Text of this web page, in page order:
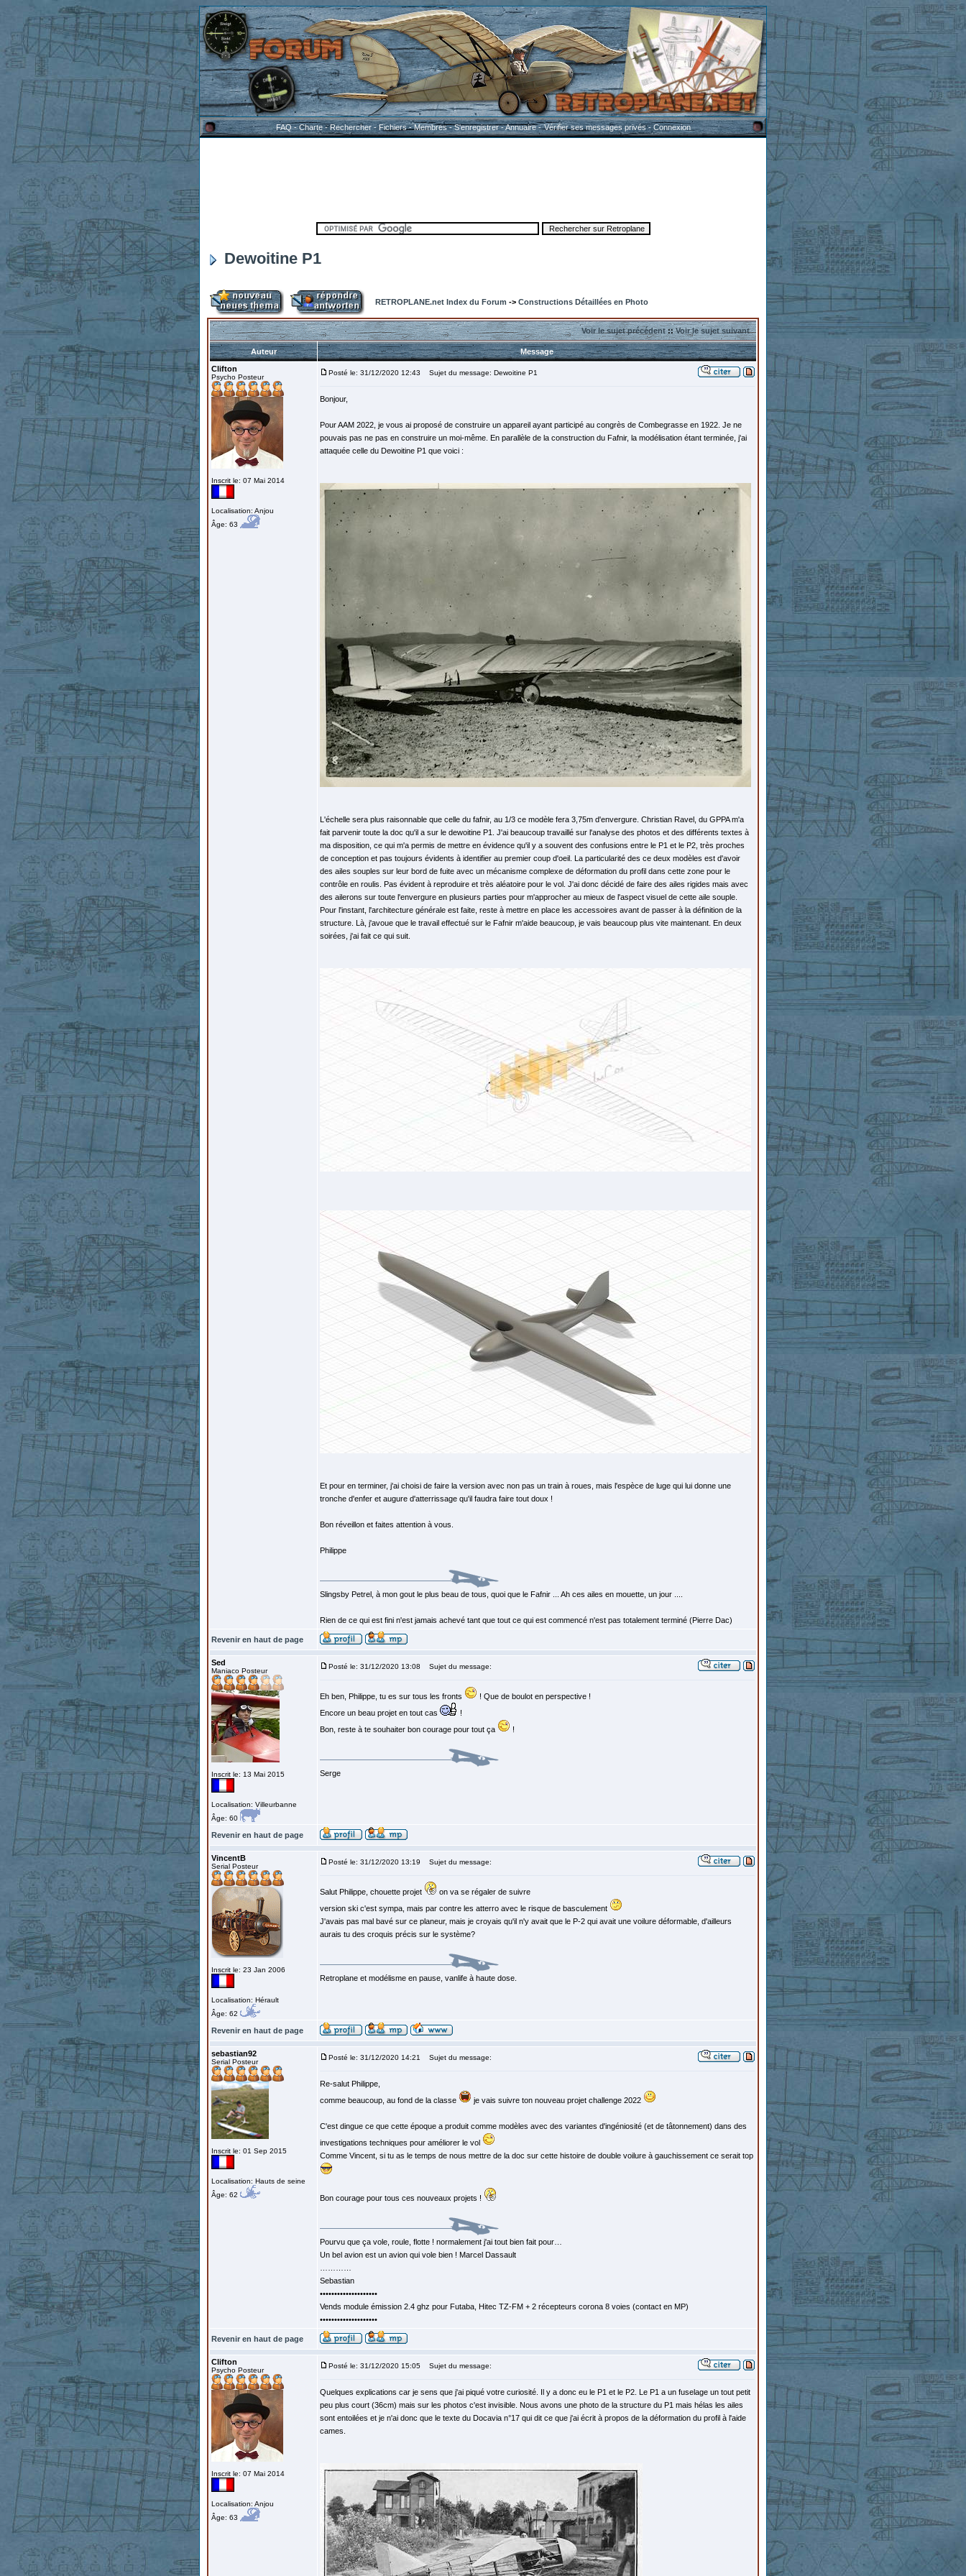
FAQ-Charte-Rechercher-Fichiers-Membres-S'enregistrer-Annuaire-Vérifier ses messages privés-Connexion
Dewoitine P1
RETROPLANE.net Index du Forum -> Constructions Détaillées en Photo
Voir le sujet précédent::Voir le sujet suivant
Auteur
Message
Clifton
Psycho Posteur
Inscrit le: 07 Mai 2014
Localisation: Anjou
Âge: 63
Posté le: 31/12/2020 12:43 Sujet du message: Dewoitine P1
Bonjour,
Pour AAM 2022, je vous ai proposé de construire un appareil ayant participé au congrès de Combegrasse en 1922. Je ne
pouvais pas ne pas en construire un moi-même. En parallèle de la construction du Fafnir, la modélisation étant terminée, j'ai
attaquée celle du Dewoitine P1 que voici :
L'échelle sera plus raisonnable que celle du fafnir, au 1/3 ce modèle fera 3,75m d'envergure. Christian Ravel, du GPPA m'a
fait parvenir toute la doc qu'il a sur le dewoitine P1. J'ai beaucoup travaillé sur l'analyse des photos et des différents textes à
ma disposition, ce qui m'a permis de mettre en évidence qu'il y a souvent des confusions entre le P1 et le P2, très proches
de conception et pas toujours évidents à identifier au premier coup d'oeil. La particularité des ce deux modèles est d'avoir
des ailes souples sur leur bord de fuite avec un mécanisme complexe de déformation du profil dans cette zone pour le
contrôle en roulis. Pas évident à reproduire et très aléatoire pour le vol. J'ai donc décidé de faire des ailes rigides mais avec
des ailerons sur toute l'envergure en plusieurs parties pour m'approcher au mieux de l'aspect visuel de cette aile souple.
Pour l'instant, l'architecture générale est faite, reste à mettre en place les accessoires avant de passer à la définition de la
structure. Là, j'avoue que le travail effectué sur le Fafnir m'aide beaucoup, je vais beaucoup plus vite maintenant. En deux
soirées, j'ai fait ce qui suit.
Et pour en terminer, j'ai choisi de faire la version avec non pas un train à roues, mais l'espèce de luge qui lui donne une
tronche d'enfer et augure d'atterrissage qu'il faudra faire tout doux !
Bon réveillon et faites attention à vous.
Philippe
Slingsby Petrel, à mon gout le plus beau de tous, quoi que le Fafnir ... Ah ces ailes en mouette, un jour ....
Rien de ce qui est fini n'est jamais achevé tant que tout ce qui est commencé n'est pas totalement terminé (Pierre Dac)
Revenir en haut de page
Sed
Maniaco Posteur
Inscrit le: 13 Mai 2015
Localisation: Villeurbanne
Âge: 60
Posté le: 31/12/2020 13:08 Sujet du message:
Eh ben, Philippe, tu es sur tous les fronts
! Que de boulot en perspective !
Encore un beau projet en tout cas
!
Bon, reste à te souhaiter bon courage pour tout ça
!
Serge
Revenir en haut de page
VincentB
Serial Posteur
Inscrit le: 23 Jan 2006
Localisation: Hérault
Âge: 62
Posté le: 31/12/2020 13:19 Sujet du message:
Salut Philippe, chouette projet
on va se régaler de suivre
version ski c'est sympa, mais par contre les atterro avec le risque de basculement
J'avais pas mal bavé sur ce planeur, mais je croyais qu'il n'y avait que le P-2 qui avait une voilure déformable, d'ailleurs
aurais tu des croquis précis sur le système?
Retroplane et modélisme en pause, vanlife à haute dose.
Revenir en haut de page
sebastian92
Serial Posteur
Inscrit le: 01 Sep 2015
Localisation: Hauts de seine
Âge: 62
Posté le: 31/12/2020 14:21 Sujet du message:
Re-salut Philippe,
comme beaucoup, au fond de la classe
je vais suivre ton nouveau projet challenge 2022
C'est dingue ce que cette époque a produit comme modèles avec des variantes d'ingéniosité (et de tâtonnement) dans des
investigations techniques pour améliorer le vol
Comme Vincent, si tu as le temps de nous mettre de la doc sur cette histoire de double voilure à gauchissement ce serait top
Bon courage pour tous ces nouveaux projets !
Pourvu que ça vole, roule, flotte ! normalement j'ai tout bien fait pour…
Un bel avion est un avion qui vole bien ! Marcel Dassault
Sebastian
••••••••••••••••••••
Vends module émission 2.4 ghz pour Futaba, Hitec TZ-FM + 2 récepteurs corona 8 voies (contact en MP)
••••••••••••••••••••
Revenir en haut de page
Clifton
Psycho Posteur
Inscrit le: 07 Mai 2014
Localisation: Anjou
Âge: 63
Posté le: 31/12/2020 15:05 Sujet du message:
Quelques explications car je sens que j'ai piqué votre curiosité. Il y a donc eu le P1 et le P2. Le P1 a un fuselage un tout petit
peu plus court (36cm) mais sur les photos c'est invisible. Nous avons une photo de la structure du P1 mais hélas les ailes
sont entoilées et je n'ai donc que le texte du Docavia n°17 qui dit ce que j'ai écrit à propos de la déformation du profil à l'aide
cames.